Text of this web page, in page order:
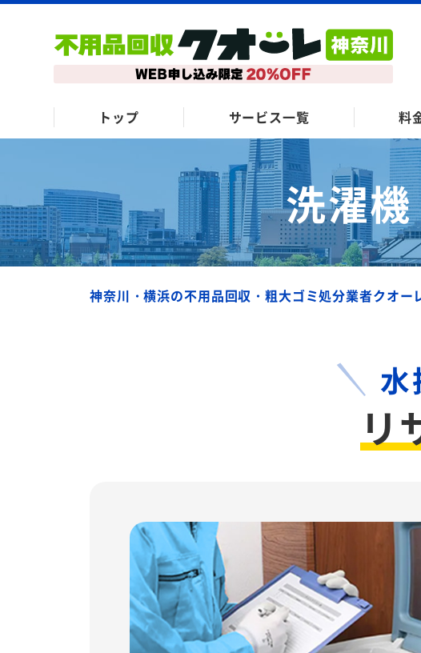
トップ サービス一覧 料
洗濯
神奈川・横浜の不用品回収・粗大ゴミ処分業者クオー
水
リ